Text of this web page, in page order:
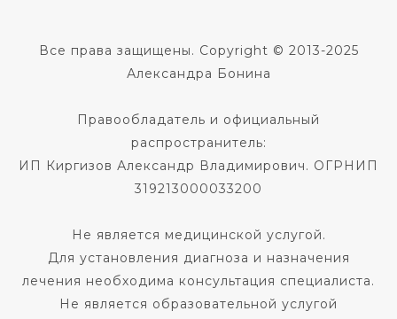
Все права защищены. Copyright © 2013-2025
Александра Бонина
Правообладатель и официальный
распространитель:
ИП Киргизов Александр Владимирович. ОГРНИП
319213000033200
Не является медицинской услугой.
Для установления диагноза и назначения
лечения необходима консультация специалиста.
Не является образовательной услугой